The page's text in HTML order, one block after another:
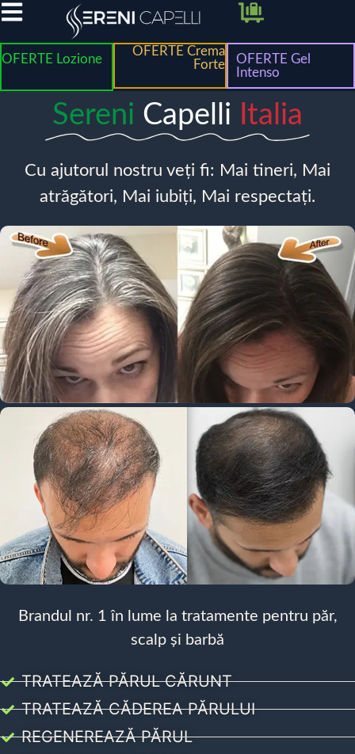
OFERTE Lozione
OFERTE Crema
Forte
OFERTE Gel
Intenso
Sereni Capelli Italia
Cu ajutorul nostru veți fi: Mai tineri, Mai
atrăgători, Mai iubiți, Mai respectați.
Brandul nr. 1 în lume la tratamente pentru păr,
scalp și barbă
TRATEAZĂ PĂRUL CĂRUNT
TRATEAZĂ CĂDEREA PĂRULUI
REGENEREAZĂ PĂRUL